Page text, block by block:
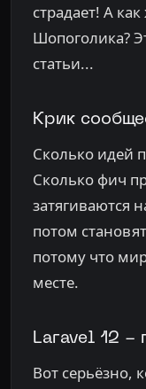
страдает! А
Шопоголика?
статьи...
Крик
Сколько идей
Сколько фич
затягиваются
потом
потому что
месте.
Laravel 12 -
Вот серьёзно,